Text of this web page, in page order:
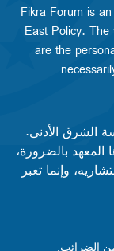
Fikra Forum is
East Policy.
are the
الشرق الأدنى.
المعهد بالضرورة،
وإنما تعبر